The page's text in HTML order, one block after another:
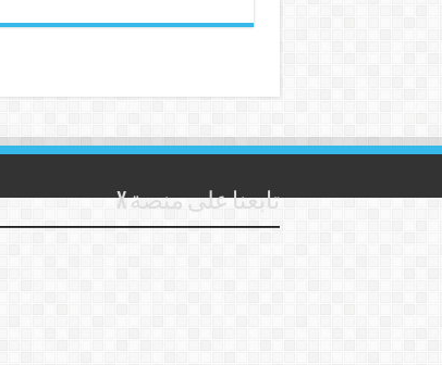
تابعنا على منصة X